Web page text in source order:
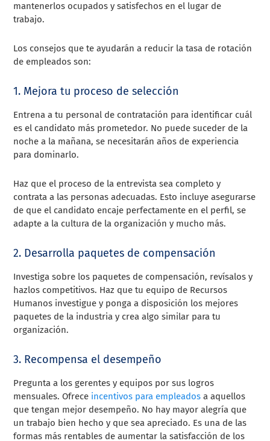
mantenerlos ocupados y satisfechos en el lugar de
trabajo.
Los consejos que te ayudarán a reducir la tasa de rotación
de empleados son:
1. Mejora tu proceso de selección
Entrena a tu personal de contratación para identificar cuál
es el candidato más prometedor. No puede suceder de la
noche a la mañana, se necesitarán años de experiencia
para dominarlo.
Haz que el proceso de la entrevista sea completo y
contrata a las personas adecuadas. Esto incluye asegurarse
de que el candidato encaje perfectamente en el perfil, se
adapte a la cultura de la organización y mucho más.
2. Desarrolla paquetes de compensación
Investiga sobre los paquetes de compensación, revísalos y
hazlos competitivos. Haz que tu equipo de Recursos
Humanos investigue y ponga a disposición los mejores
paquetes de la industria y crea algo similar para tu
organización.
3. Recompensa el desempeño
Pregunta a los gerentes y equipos por sus logros
mensuales. Ofrece incentivos para empleados a aquellos
que tengan mejor desempeño. No hay mayor alegría que
un trabajo bien hecho y que sea apreciado. Es una de las
formas más rentables de aumentar la satisfacción de los